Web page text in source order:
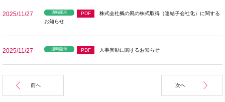
2025/11/27 適時開示 PDF
株式会社楓の風の株式取得（連結子会社化）に関する
お知らせ
2025/11/27 適時開示 PDF 人事異動に関するお知らせ
前へ 次へ